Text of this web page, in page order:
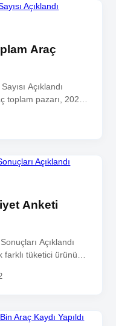
Araç
Açıklandı
pazarı, 2022
Anketi
Açıklandı
tüketici ürününü